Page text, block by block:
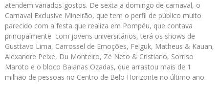
atendem variados gostos. De sexta a domingo de carnaval, o
Carnaval Exclusive Mineirão, que tem o perfil de público muito
parecido com a festa que realiza em Pompéu, que contava
principalmente com jovens universitários, terá os shows de
Gusttavo Lima, Carrossel de Emoções, Felguk, Matheus & Kauan,
Alexandre Peixe, Du Monteiro, Zé Neto & Cristiano, Sorriso
Maroto e o bloco Baianas Ozadas, que arrastou mais de 1
milhão de pessoas no Centro de Belo Horizonte no último ano.